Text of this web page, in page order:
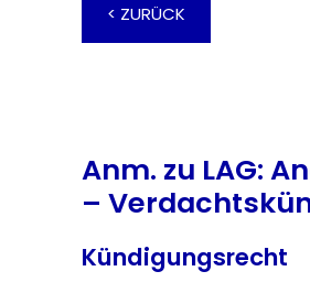
< ZURÜCK
Anm. zu LAG:
–
Kündigungsrecht